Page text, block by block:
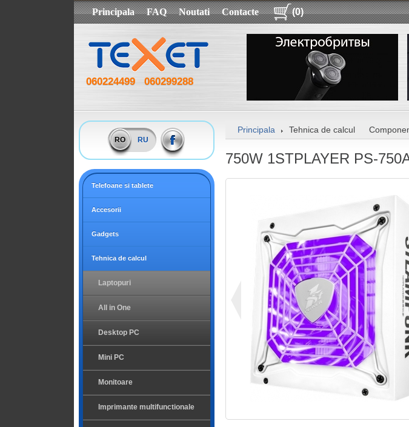
Principala FAQ Noutati Contacte (0)
060224499 060299288
RO RU
Telefoane si tablete
Accesorii
Gadgets
Tehnica de calcul
Laptopuri
All in One
Desktop PC
Mini PC
Monitoare
Imprimante multifunctionale
Principala Tehnica de calcul
750W 1STPLAYER PS-